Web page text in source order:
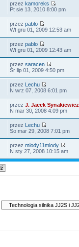
przezkamoreks
Pt sie 13, 2010 8:00 pm
przezpablo
Wt gru 01, 2009 12:53 am
przezpablo
Wt gru 01, 2009 12:43 am
przezsaracen
Śr lip 01, 2009 4:50 pm
przez Lechu
N wrz 07, 2008 6:01 pm
przezJ. Jacek Synakiewicz
N mar 30, 2008 4:09 pm
przez Lechu
So mar 29, 2008 7:01 pm
przezmlody11mlody
N sty 27, 2008 10:15 am